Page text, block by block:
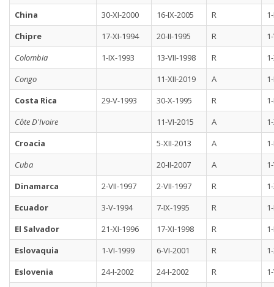
China
30-XI-2000 16-IX-2005 R
Chipre
17-XI-1994 20-II-1995 R
Colombia
1-IX-1993 13-VII-1998 R
Congo
11-XII-2019 A
Costa Rica
29-V-1993 30-X-1995 R
Côte D'Ivoire
11-VI-2015 A
Croacia
5-XII-2013 A
Cuba
20-II-2007 A
Dinamarca
2-VII-1997 2-VII-1997 R
Ecuador
3-V-1994 7-IX-1995 R
El Salvador
21-XI-1996 17-XI-1998 R
Eslovaquia
1-VI-1999 6-VI-2001 R
Eslovenia
24-I-2002 24-I-2002 R